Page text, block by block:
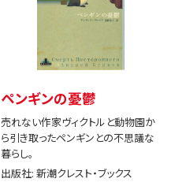
ペンギンの憂鬱
売れない作家ヴィクトルと動物園か
ら引き取ったペンギンとの不思議な
暮らし。
出版社: 新潮クレスト・ブックス